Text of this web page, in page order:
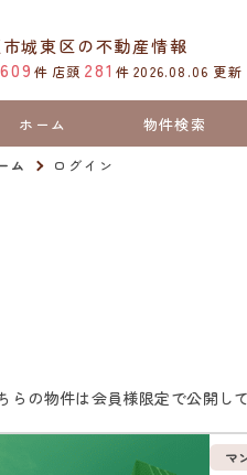
城東区の不動産情報
609 件 店頭 281 件 2026.08.06 更新
ホーム 物件検索
ム ログイン
らの物件は会員様限定で公開し
マ